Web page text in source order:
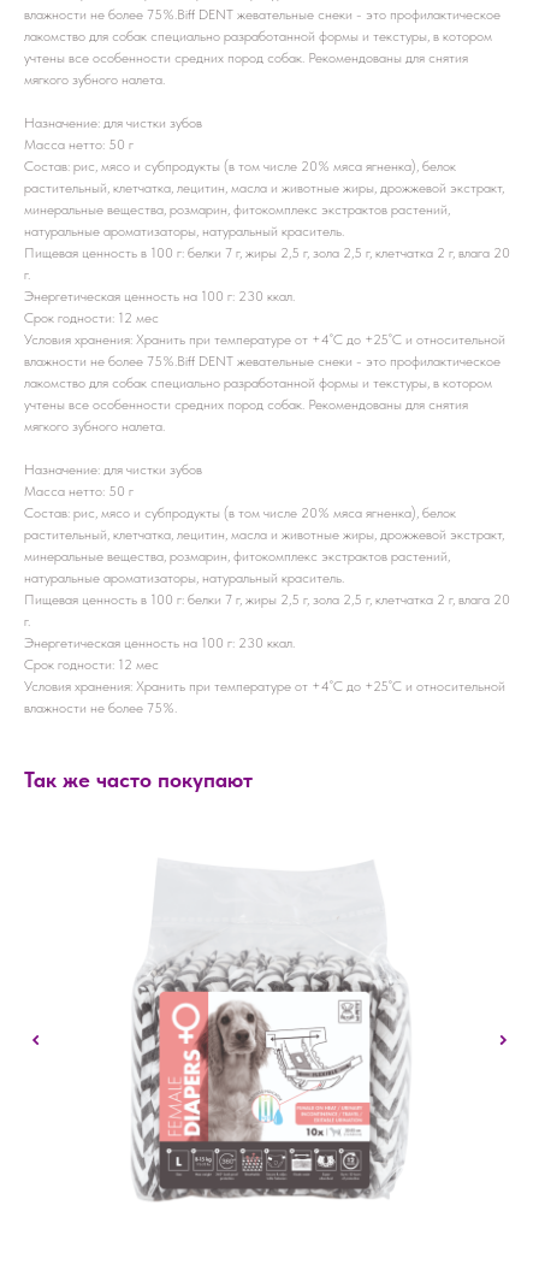
влажности не более 75%.Biff DENT жевательные снеки - это профилактическое
лакомство для собак специально разработанной формы и текстуры, в котором
учтены все особенности средних пород собак. Рекомендованы для снятия
мягкого зубного налета.
Назначение: для чистки зубов
Масса нетто: 50 г
Состав: рис, мясо и субпродукты (в том числе 20% мяса ягненка), белок
растительный, клетчатка, лецитин, масла и животные жиры, дрожжевой экстракт,
минеральные вещества, розмарин, фитокомплекс экстрактов растений,
натуральные ароматизаторы, натуральный краситель.
Пищевая ценность в 100 г: белки 7 г, жиры 2,5 г, зола 2,5 г, клетчатка 2 г, влага 20
г.
Энергетическая ценность на 100 г: 230 ккал.
Срок годности: 12 мес
Условия хранения: Хранить при температуре от +4˚С до +25˚С и относительной
влажности не более 75%.Biff DENT жевательные снеки - это профилактическое
лакомство для собак специально разработанной формы и текстуры, в котором
учтены все особенности средних пород собак. Рекомендованы для снятия
мягкого зубного налета.
Назначение: для чистки зубов
Масса нетто: 50 г
Состав: рис, мясо и субпродукты (в том числе 20% мяса ягненка), белок
растительный, клетчатка, лецитин, масла и животные жиры, дрожжевой экстракт,
минеральные вещества, розмарин, фитокомплекс экстрактов растений,
натуральные ароматизаторы, натуральный краситель.
Пищевая ценность в 100 г: белки 7 г, жиры 2,5 г, зола 2,5 г, клетчатка 2 г, влага 20
г.
Энергетическая ценность на 100 г: 230 ккал.
Срок годности: 12 мес
Условия хранения: Хранить при температуре от +4˚С до +25˚С и относительной
влажности не более 75%.
Так же часто покупают